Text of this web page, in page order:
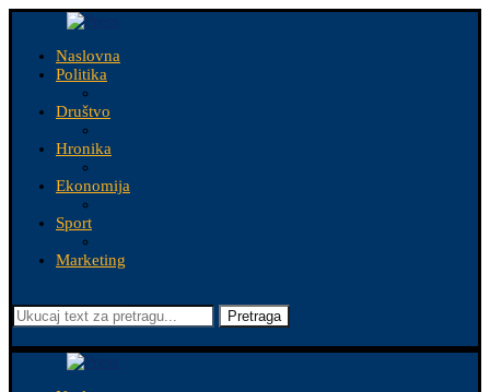
Naslovna
Politika
Društvo
Hronika
Ekonomija
Sport
Marketing
Pretraga